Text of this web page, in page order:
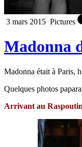
3 mars 2015 Pictures
Madonna
Madonna était à Paris,
Quelques photos
Arrivant au